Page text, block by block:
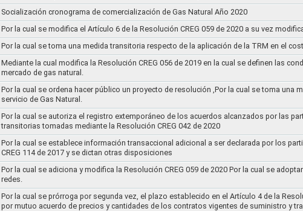
Socialización cronograma de comercialización de Gas Natural Año 2020
Por la cual se modifica el Artículo 6 de la Resolución CREG 059 de 2020 a su vez
Por la cual se toma una medida transitoria respecto de la aplicación de la TRM en el
Mediante la cual modifica la Resolución CREG 056 de 2019 en la cual se definen las
mercado de gas natural.
Por la cual se ordena hacer público un proyecto de resolución ,Por la cual se toma
servicio de Gas Natural.
Por la cual se autoriza el registro extemporáneo de los acuerdos alcanzados por las
transitorias tomadas mediante la Resolución CREG 042 de 2020
Por la cual se establece información transaccional adicional a ser declarada por los
CREG 114 de 2017 y se dictan otras disposiciones
Por la cual se adiciona y modifica la Resolución CREG 059 de 2020 Por la cual se
redes.
Por la cual se prórroga por segunda vez, el plazo establecido en el Artículo 4 de la
por mutuo acuerdo de precios y cantidades de los contratos vigentes de suministro y